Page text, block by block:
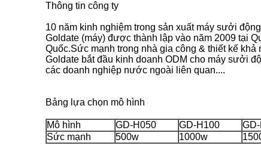
Thông tin công ty
10 năm kinh nghiệm trong sản xuất máy sưởi
Goldate (máy) được thành lập vào năm 2009 tại
Quốc.Sức mạnh trong nhà gia công & thiết kế
Goldate bắt đầu kinh doanh ODM cho máy sưởi
các doanh nghiệp nước ngoài liên quan....
Bảng lựa chọn mô hình
Mô hình GD-H050 GD-H100
Sức mạnh
500w 1000w